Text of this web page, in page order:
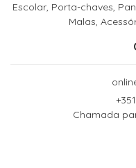
Escolar, Porta-chaves,
Malas,
Chamada